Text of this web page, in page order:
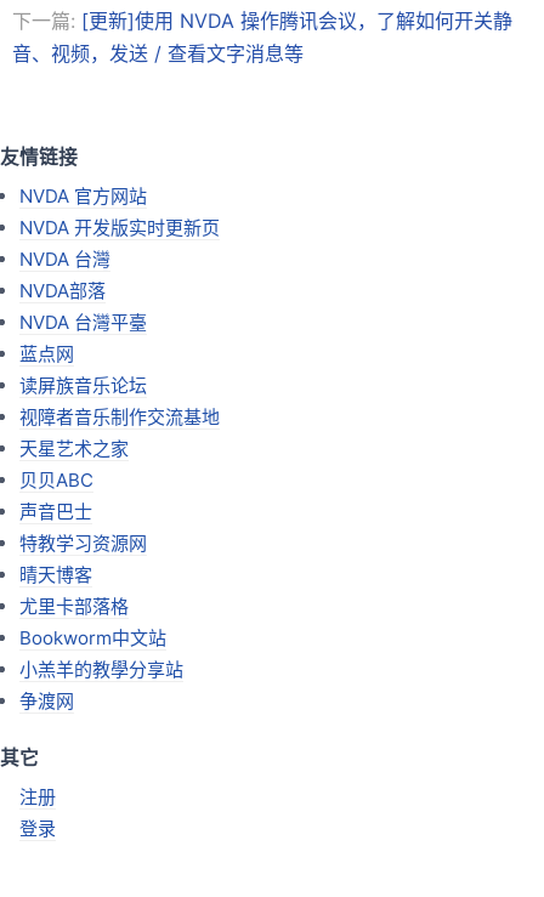
下一篇: [更新]使用 NVDA 操作腾讯会议，了解如何开关静
音、视频，发送 / 查看文字消息等
友情链接
NVDA 官方网站
NVDA 开发版实时更新页
NVDA 台灣
NVDA部落
NVDA 台灣平臺
蓝点网
读屏族音乐论坛
视障者音乐制作交流基地
天星艺术之家
贝贝ABC
声音巴士
特教学习资源网
晴天博客
尤里卡部落格
Bookworm中文站
小羔羊的教學分享站
争渡网
其它
注册
登录